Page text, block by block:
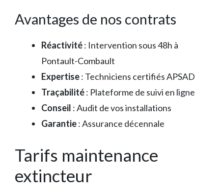
Avantages de nos contrats
Réactivité: Intervention sous 48h à
Pontault-Combault
Expertise: Techniciens certifiés APSAD
Traçabilité: Plateforme de suivi en ligne
Conseil : Audit de vos installations
Garantie: Assurance décennale
Tarifs maintenance
extincteur